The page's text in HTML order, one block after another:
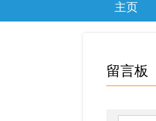
主页
留言板